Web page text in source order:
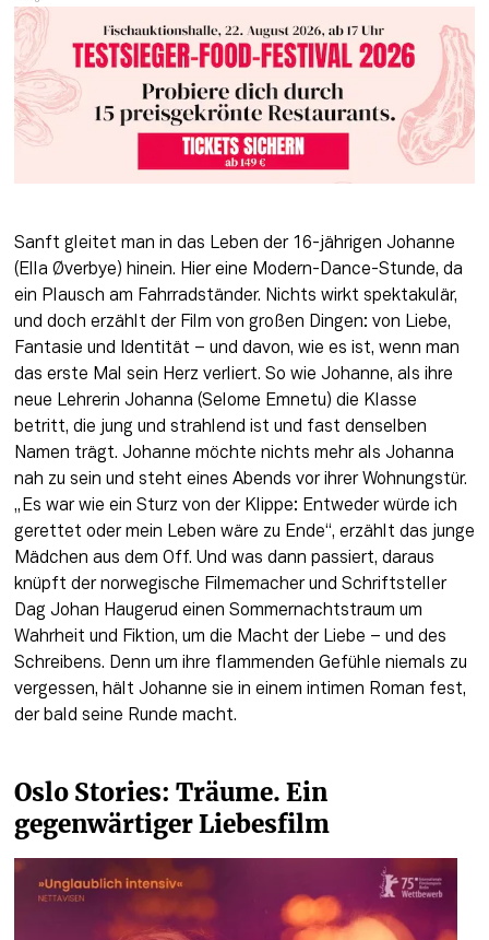
Sanft gleitet man in das Leben der 16-jährigen Johanne
(Ella Øverbye) hinein. Hier eine Modern-Dance-Stunde, da
ein Plausch am Fahrradständer. Nichts wirkt spektakulär,
und doch erzählt der Film von großen Dingen: von Liebe,
Fantasie und Identität – und davon, wie es ist, wenn man
das erste Mal sein Herz verliert. So wie Johanne, als ihre
neue Lehrerin Johanna (Selome Emnetu) die Klasse
betritt, die jung und strahlend ist und fast denselben
Namen trägt. Johanne möchte nichts mehr als Johanna
nah zu sein und steht eines Abends vor ihrer Wohnungstür.
„Es war wie ein Sturz von der Klippe: Entweder würde ich
gerettet oder mein Leben wäre zu Ende“, erzählt das junge
Mädchen aus dem Off. Und was dann passiert, daraus
knüpft der norwegische Filmemacher und Schriftsteller
Dag Johan Haugerud einen Sommernachtstraum um
Wahrheit und Fiktion, um die Macht der Liebe – und des
Schreibens. Denn um ihre flammenden Gefühle niemals zu
vergessen, hält Johanne sie in einem intimen Roman fest,
der bald seine Runde macht.
Oslo Stories: Träume. Ein
gegenwärtiger Liebesfilm